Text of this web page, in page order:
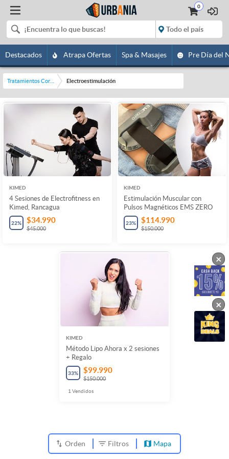
0
Destacados Atrapa Ofertas Spa & Masajes Pre Día del
Tratamientos Corporales Electroestimulación
KIMED
4 Sesiones de Electrofitness en
Kimed, Rancagua
22% $34.990
$45.000
KIMED
Estimulación Muscular con
Pulsos Magnéticos EMS ZERO
23% $114.990
$150.000
KIMED
Método Lipo Ahora x 2 sesiones
+ Regalo
33% $99.990
$150.000
1Vendidos
Orden Filtros Mapa
×
×